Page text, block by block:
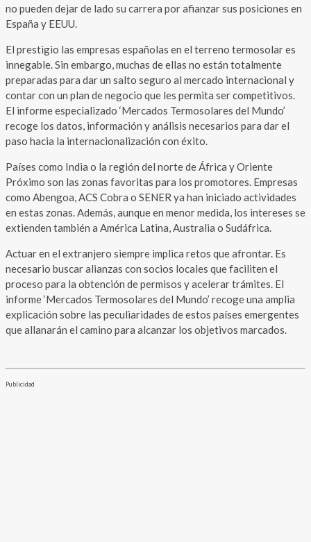
no pueden dejar de lado su carrera por afianzar sus posiciones en
España y EEUU.
El prestigio las empresas españolas en el terreno termosolar es
innegable. Sin embargo, muchas de ellas no están totalmente
preparadas para dar un salto seguro al mercado internacional y
contar con un plan de negocio que les permita ser competitivos.
El informe especializado ‘Mercados Termosolares del Mundo’
recoge los datos, información y análisis necesarios para dar el
paso hacia la internacionalización con éxito.
Países como India o la región del norte de África y Oriente
Próximo son las zonas favoritas para los promotores. Empresas
como Abengoa, ACS Cobra o SENER ya han iniciado actividades
en estas zonas. Además, aunque en menor medida, los intereses se
extienden también a América Latina, Australia o Sudáfrica.
Actuar en el extranjero siempre implica retos que afrontar. Es
necesario buscar alianzas con socios locales que faciliten el
proceso para la obtención de permisos y acelerar trámites. El
informe ‘Mercados Termosolares del Mundo’ recoge una amplia
explicación sobre las peculiaridades de estos países emergentes
que allanarán el camino para alcanzar los objetivos marcados.
Publicidad